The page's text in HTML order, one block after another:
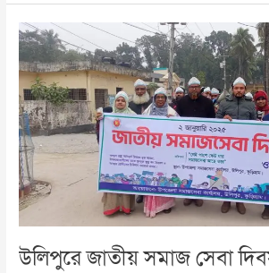
উলিপুরে জাতীয় সমাজ সেবা
উলিপুরে
জাতীয়
সমাজ
সেবা
দিবস
পালিত